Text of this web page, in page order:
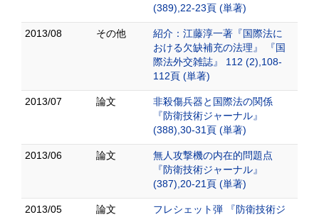
(389),22-23頁 (単著)
2013/08 その他
紹介：江藤淳一著『国際法に
おける欠缺補充の法理』 『国
際法外交雑誌』 112 (2),108-
112頁 (単著)
2013/07 論文
非殺傷兵器と国際法の関係
『防衛技術ジャーナル』
(388),30-31頁 (単著)
2013/06 論文
無人攻撃機の内在的問題点
『防衛技術ジャーナル』
(387),20-21頁 (単著)
2013/05 論文
フレシェット弾 『防衛技術ジ